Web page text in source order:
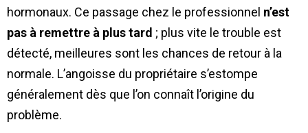
hormonaux. Ce passage chez le professionnel n’est
pas à remettre à plus tard ; plus vite le trouble est
détecté, meilleures sont les chances de retour à la
normale. L’angoisse du propriétaire s’estompe
généralement dès que l’on connaît l’origine du
problème.